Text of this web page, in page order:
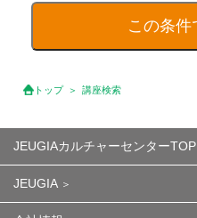
トップ 講座検索
JEUGIAカルチャーセンターTOP
JEUGIA